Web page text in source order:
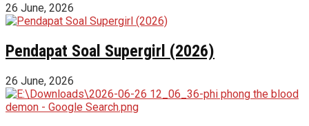
26 June, 2026
Pendapat Soal Supergirl (2026)
26 June, 2026